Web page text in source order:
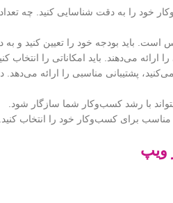
خود را به دقت شناسایی کنید. چه
باید بودجه خود را تعیین کنید و به
ارائه می‌دهند. باید امکاناتی را
پشتیبانی مناسبی را ارائه
بتواند با رشد کسب‌وکار شما سازگار شود.
مناسب برای کسب‌وکار خود را انتخاب کنید.
ویپ